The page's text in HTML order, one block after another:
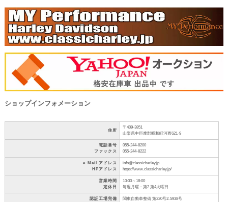
ショップインフォメーション
住所
〒409-3851
山梨県中巨摩郡昭和町河西621-9
電話番号
ファックス
055-244-8200
055-244-8222
e-Mail アドレス
HPアドレス
info@classicharley.jp
https://www.classicharley.jp/
営業時間
定休日
10:00～18:00
毎週月曜・第2 第4火曜日
認証工場完備
関東自動車整備 第220号2-5938号